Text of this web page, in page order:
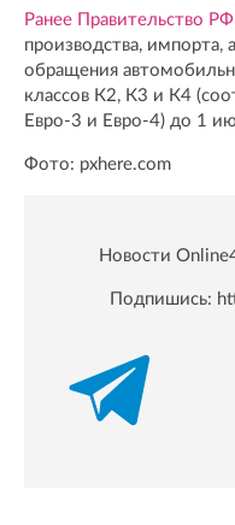
Ранее Правительство
производства, импорта,
обращения
классов К2, К3 и К4
Евро-3 и Евро-4) до 1
Фото: pxhere.com
Новости
Подпишись: